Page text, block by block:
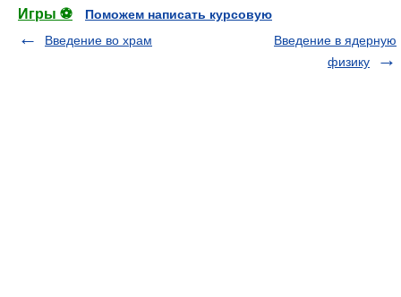
Игры ⚽
Поможем написать курсовую
Введение во храм
Введение в ядерную
физику